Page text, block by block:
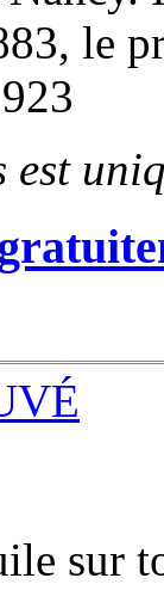
le
est
sur